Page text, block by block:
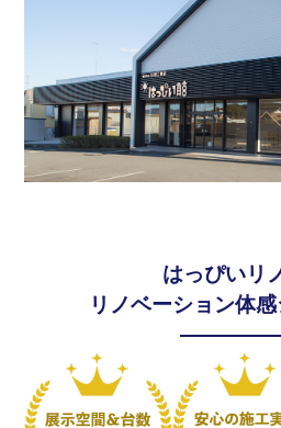
はっぴいリ
リノベーション体